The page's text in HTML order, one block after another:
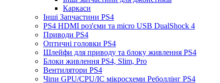
Каркаси
Інші Запчастини PS4
PS4 HDMI роз'єми та micro USB DualShock 4
Приводи PS4
Оптичні головки PS4
Шлейфи для приводу та блоку живлення PS4
Блоки живлення PS4, Slim, Pro
Вентилятори PS4
Чіпи GPU/CPU/IC мікросхеми Реболлінг PS4